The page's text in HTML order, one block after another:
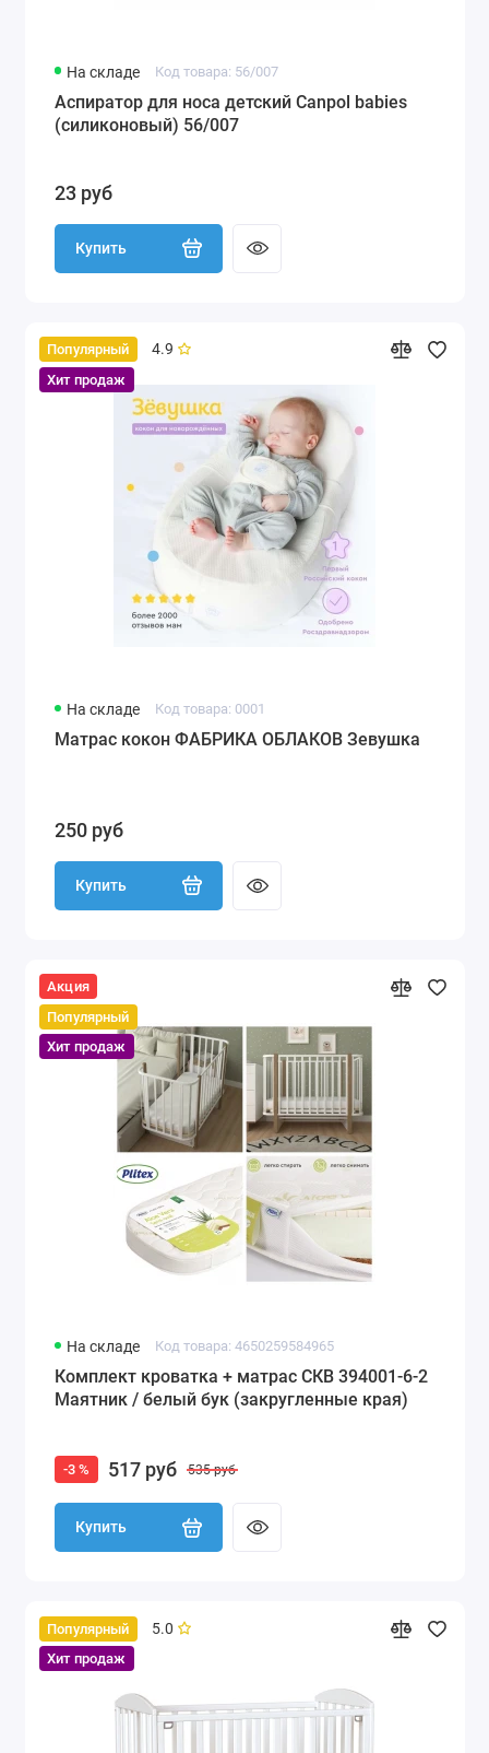
На складе Код товара: 56/007
Аспиратор для носа детский Canpol babies
(силиконовый) 56/007
23 руб
Купить
Популярный
Хит продаж
4.9
На складе Код товара: 0001
Матрас кокон ФАБРИКА ОБЛАКОВ Зевушка
250 руб
Купить
Акция
Популярный
Хит продаж
На складе Код товара: 4650259584965
Комплект кроватка + матрас СКВ 394001-6-2
Маятник / белый бук (закругленные края)
-3 % 517 руб 535 руб
Купить
Популярный
Хит продаж
5.0